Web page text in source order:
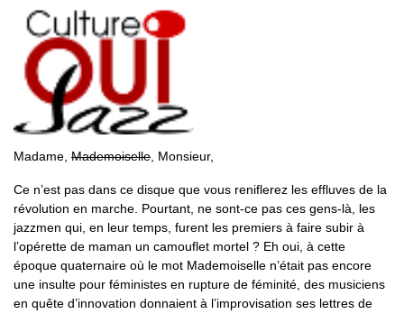
Madame, Mademoiselle, Monsieur,
Ce n’est pas dans ce disque que vous reniflerez les effluves de la
révolution en marche. Pourtant, ne sont-ce pas ces gens-là, les
jazzmen qui, en leur temps, furent les premiers à faire subir à
l’opérette de maman un camouflet mortel ? Eh oui, à cette
époque quaternaire où le mot Mademoiselle n’était pas encore
une insulte pour féministes en rupture de féminité, des musiciens
en quête d’innovation donnaient à l’improvisation ses lettres de